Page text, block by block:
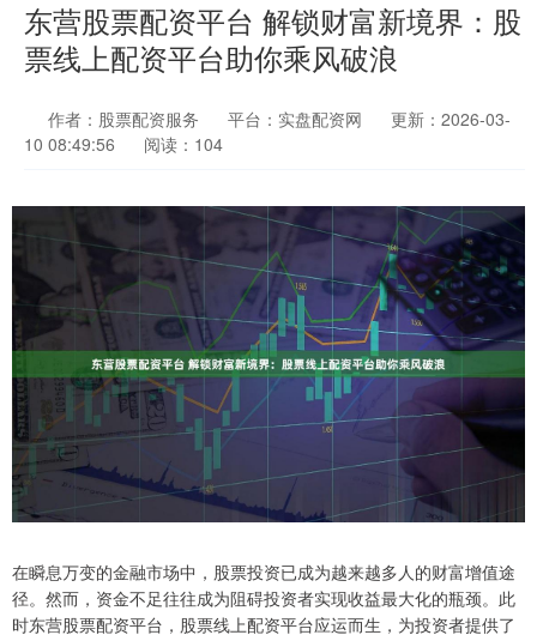
东营股票配资平台 解锁财富新境界：股
票线上配资平台助你乘风破浪
作者：股票配资服务 平台：实盘配资网
更新：2026-03-
10 08:49:56
阅读：104
在瞬息万变的金融市场中，股票投资已成为越来越多人的财富增值途
径。然而，资金不足往往成为阻碍投资者实现收益最大化的瓶颈。此
时东营股票配资平台，股票线上配资平台应运而生，为投资者提供了